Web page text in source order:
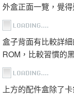
外盒正面一覽，覺
盒子背面有比較詳
ROM，比較習慣的
上方的配件盒除了